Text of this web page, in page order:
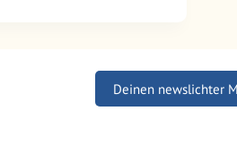
Deinen newslichter